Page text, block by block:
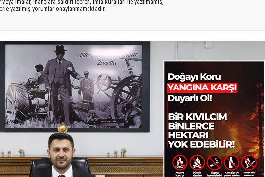
imalar, inançlara saldırı içeren, imla kuralları ile yazılmamış,
yazılmış yorumlar onaylanmamaktadır.